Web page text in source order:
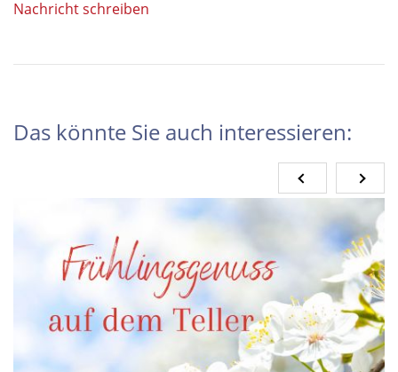
Nachricht schreiben
Das könnte Sie auch interessieren: